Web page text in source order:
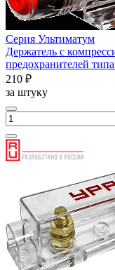
Серия Ультиматум
Держатель с
предохранителей
210 ₽
за штуку